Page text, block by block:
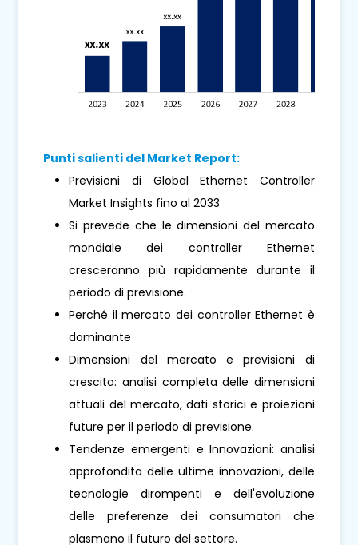
Punti salienti del Market Report:
Previsioni di Global Ethernet Controller
Market Insights fino al 2033
Si prevede che le dimensioni del mercato
mondiale dei controller Ethernet
cresceranno più rapidamente durante il
periodo di previsione.
Perché il mercato dei controller Ethernet è
dominante
Dimensioni del mercato e previsioni di
crescita: analisi completa delle dimensioni
attuali del mercato, dati storici e proiezioni
future per il periodo di previsione.
Tendenze emergenti e Innovazioni: analisi
approfondita delle ultime innovazioni, delle
tecnologie dirompenti e dell'evoluzione
delle preferenze dei consumatori che
plasmano il futuro del settore.